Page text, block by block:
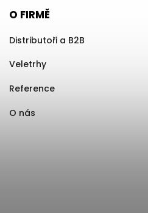
O FIRMĚ
Distributoři a B2B
Veletrhy
Reference
O nás